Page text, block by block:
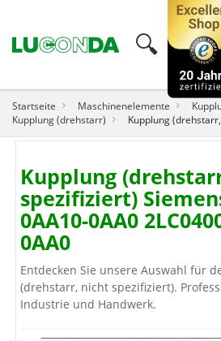
🔍︎
Startseite Maschinenelemente
Kupplung (drehstarr)
Kupplung
Kupplung
spezifiziert)
0AA10-0AA0
0AA0
Entdecken Sie unsere Auswahl für
(drehstarr, nicht spezifiziert).
Industrie und Handwerk.